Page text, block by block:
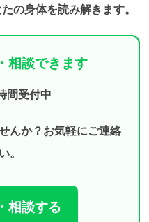
の身体を読み解きます。
相談できます
間受付中
んか？お気軽にご連絡
。
相談する